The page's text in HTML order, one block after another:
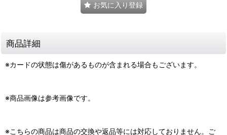
お気に入り登録
商品詳細
※カードの状態は傷があるものが含まれる場合もございます。
※商品画像は参考画像です。
※こちらの商品は商品の交換や返品等には対応しておりません。ご